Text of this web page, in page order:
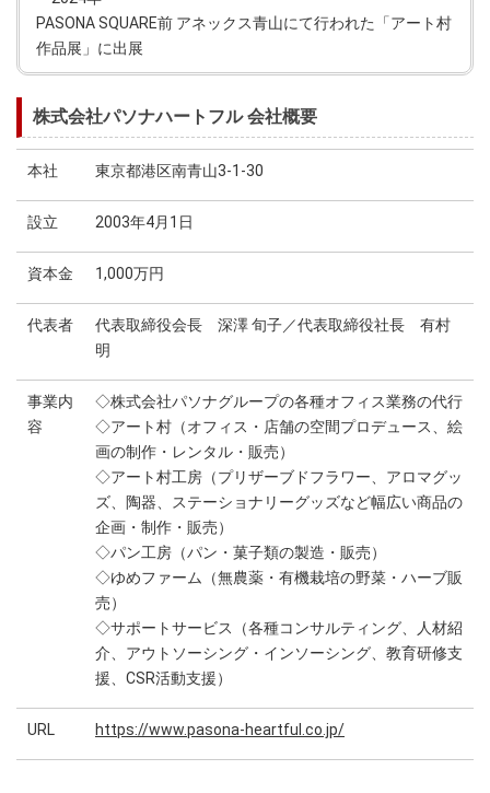
PASONA SQUARE前 アネックス青山にて行われた「アート村
作品展」に出展
株式会社パソナハートフル 会社概要
本社 東京都港区南青山3-1-30
設立 2003年4月1日
資本金 1,000万円
代表者
代表取締役会長 深澤 旬子／代表取締役社長 有村
明
事業内
容
◇株式会社パソナグループの各種オフィス業務の代行
◇アート村（オフィス・店舗の空間プロデュース、絵
画の制作・レンタル・販売）
◇アート村工房（プリザーブドフラワー、アロマグッ
ズ、陶器、ステーショナリーグッズなど幅広い商品の
企画・制作・販売）
◇パン工房（パン・菓子類の製造・販売）
◇ゆめファーム（無農薬・有機栽培の野菜・ハーブ販
売）
◇サポートサービス（各種コンサルティング、人材紹
介、アウトソーシング・インソーシング、教育研修支
援、CSR活動支援）
URL https://www.pasona-heartful.co.jp/